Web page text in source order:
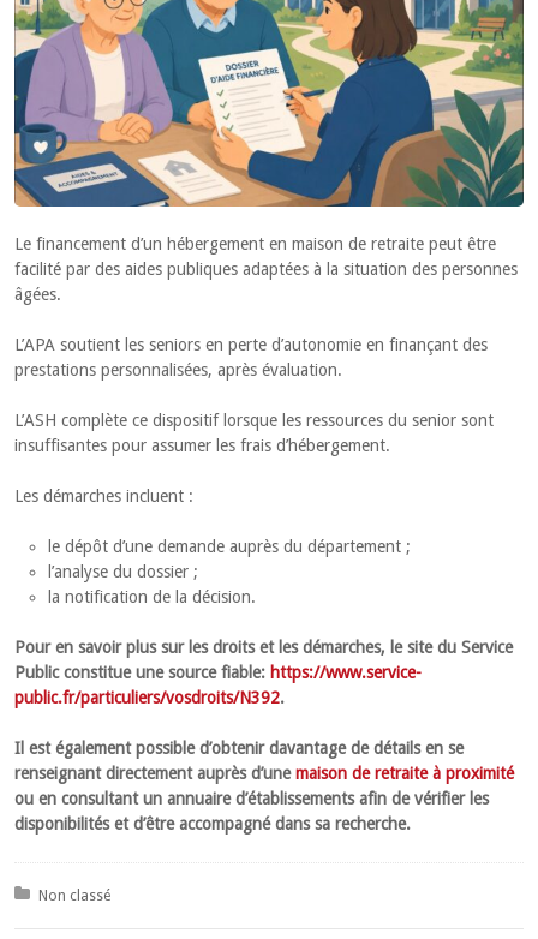
Le financement d’un hébergement en maison de retraite peut être
facilité par des aides publiques adaptées à la situation des personnes
âgées.
L’APA soutient les seniors en perte d’autonomie en finançant des
prestations personnalisées, après évaluation.
L’ASH complète ce dispositif lorsque les ressources du senior sont
insuffisantes pour assumer les frais d’hébergement.
Les démarches incluent :
le dépôt d’une demande auprès du département ;
l’analyse du dossier ;
la notification de la décision.
Pour en savoir plus sur les droits et les démarches, le site du Service
Public constitue une source fiable: https://www.service-
public.fr/particuliers/vosdroits/N392.
Il est également possible d’obtenir davantage de détails en se
renseignant directement auprès d’unemaison de retraite à proximité
ou en consultant un annuaire d’établissements afin de vérifier les
disponibilités et d’être accompagné dans sa recherche.
Posted in:
Non classé